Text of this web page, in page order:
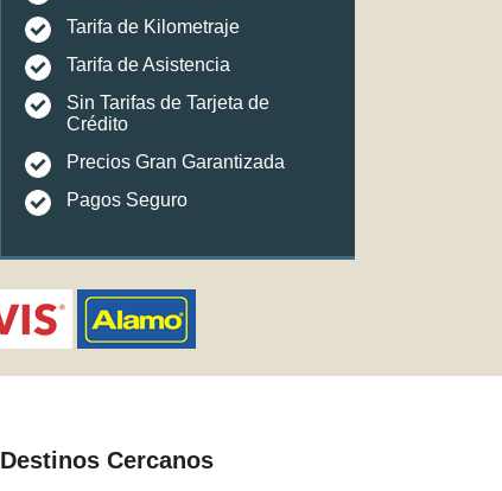
Tarifa de Kilometraje
Tarifa de Asistencia
Sin Tarifas de Tarjeta de
Crédito
Precios Gran Garantizada
Pagos Seguro
Destinos Cercanos